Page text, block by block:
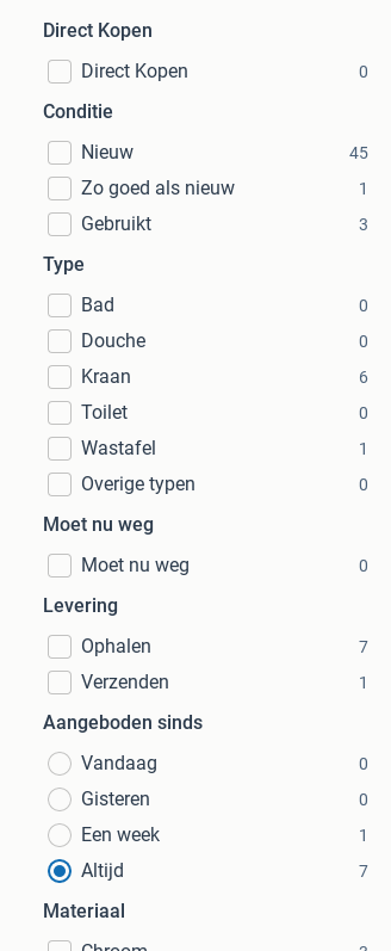
Direct Kopen
Direct Kopen
0
Conditie
Nieuw
45
Zo goed als nieuw 1
Gebruikt 3
Type
Bad
0
Douche 0
Kraan 6
Toilet 0
Wastafel 1
Overige typen 0
Moet nu weg
Moet nu weg
0
Levering
Ophalen
7
Verzenden 1
Aangeboden sinds
Vandaag
0
Gisteren 0
Een week 1
Altijd 7
Materiaal